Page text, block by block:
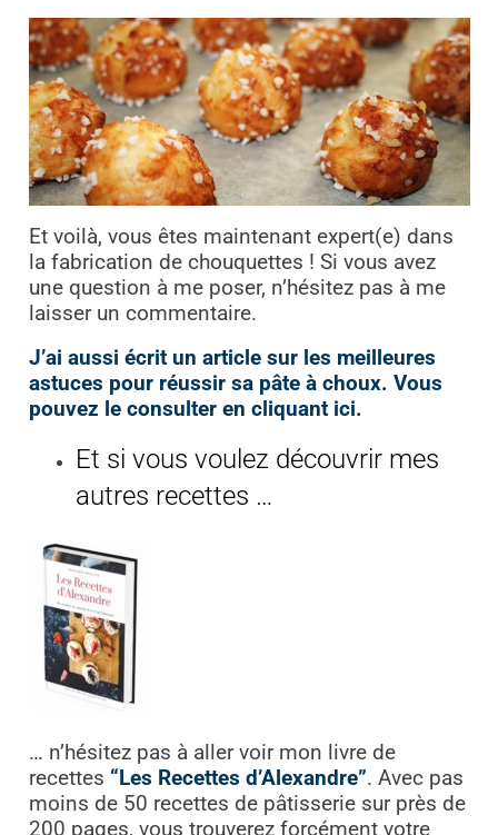
Et voilà, vous êtes maintenant expert(e) dans
la fabrication de chouquettes ! Si vous avez
une question à me poser, n’hésitez pas à me
laisser un commentaire.
J’ai aussi écrit un article sur les meilleures
astuces pour réussir sa pâte à choux. Vous
pouvez le consulter en cliquant ici.
Et si vous voulez découvrir mes
autres recettes …
… n’hésitez pas à aller voir mon livre de
recettes “Les Recettes d’Alexandre”. Avec pas
moins de 50 recettes de pâtisserie sur près de
200 pages, vous trouverez forcément votre